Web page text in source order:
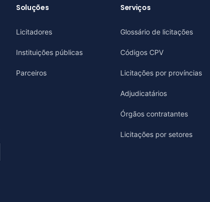
Soluções
Licitadores
Instituições públicas
Parceiros
Serviços
Glossário de licitações
Códigos CPV
Licitações por províncias
Adjudicatários
Órgãos contratantes
Licitações por setores